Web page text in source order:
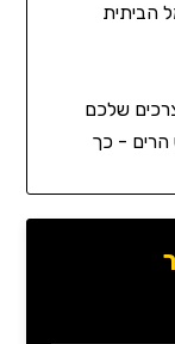
הביתית
שלכם
הרים - כך